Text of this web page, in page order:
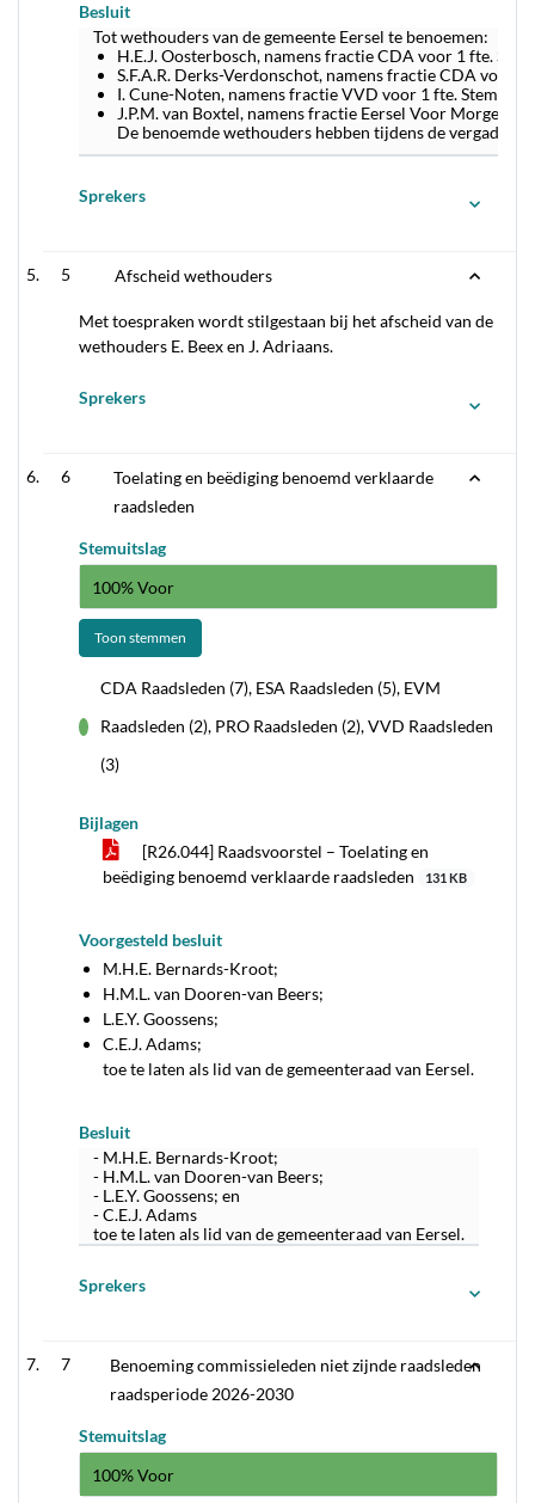
Besluit
Tot wethouders van de gemeente Eersel te benoemen:
H.E.J. Oosterbosch, namens fractie CDA voor 1 fte.
S.F.A.R. Derks-Verdonschot, namens fractie CDA voor
I. Cune-Noten, namens fractie VVD voor 1 fte.
J.P.M. van Boxtel, namens fractie Eersel Voor Morgen
De benoemde wethouders hebben tijdens de
Sprekers
5 Afscheid wethouders
Met toespraken wordt stilgestaan bij het afscheid van de
wethouders E. Beex en J. Adriaans.
Sprekers
6
Toelating en beëdiging benoemd verklaarde
raadsleden
Stemuitslag
100% Voor
Toon stemmen
CDA Raadsleden (7), ESA Raadsleden (5), EVM
Raadsleden (2), PRO Raadsleden (2), VVD Raadsleden
(3)
Bijlagen
[R26.044] Raadsvoorstel – Toelating en
beëdiging benoemd verklaarde raadsleden
131 KB
Voorgesteld besluit
M.H.E. Bernards-Kroot;
H.M.L. van Dooren-van Beers;
L.E.Y. Goossens;
C.E.J. Adams;
toe te laten als lid van de gemeenteraad van Eersel.
Besluit
- M.H.E. Bernards-Kroot;
- H.M.L. van Dooren-van Beers;
- L.E.Y. Goossens; en
- C.E.J. Adams
toe te laten als lid van de gemeenteraad van Eersel.
Sprekers
7
Benoeming commissieleden niet zijnde raadsleden
raadsperiode 2026-2030
Stemuitslag
100% Voor